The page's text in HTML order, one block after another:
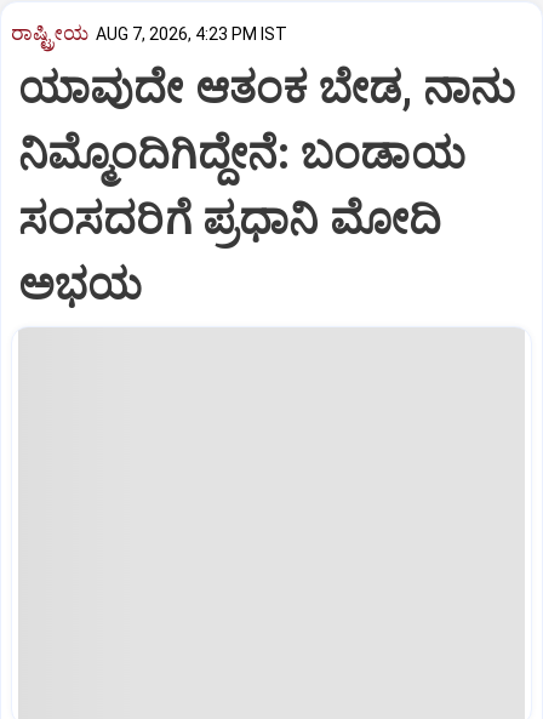
ರಾಷ್ಟ್ರೀಯ AUG 7, 2026, 4:23 PM IST
ಯಾವುದೇ ಆತಂಕ ಬೇಡ, ನಾನು
ನಿಮ್ಮೊಂದಿಗಿದ್ದೇನೆ: ಬಂಡಾಯ
ಸಂಸದರಿಗೆ ಪ್ರಧಾನಿ ಮೋದಿ
ಅಭಯ